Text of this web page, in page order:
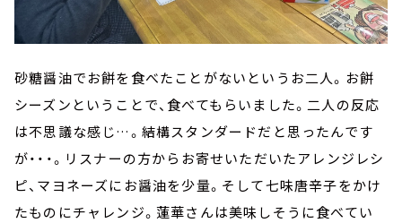
砂糖醤油でお餅を食べたことがないというお二人。お餅
シーズンということで、食べてもらいました。二人の反応
は不思議な感じ…。結構スタンダードだと思ったんです
が・・・。リスナーの方からお寄せいただいたアレンジレシ
ピ、マヨネーズにお醤油を少量。そして七味唐辛子をかけ
たものにチャレンジ。蓮華さんは美味しそうに食べてい